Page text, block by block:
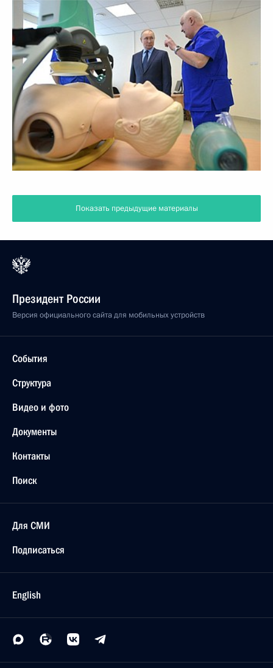
Показать предыдущие материалы
Президент России
Версия официального сайта для мобильных устройств
События
Структура
Видео и фото
Документы
Контакты
Поиск
Для СМИ
Подписаться
English